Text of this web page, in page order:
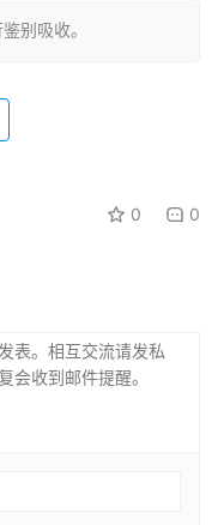
别吸收。
0 0